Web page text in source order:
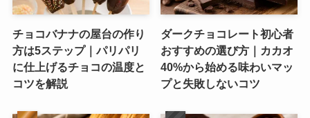
チョコバナナの屋台の作り
方は5ステップ｜パリパリ
に仕上げるチョコの温度と
コツを解説
ダークチョコレート初心者
おすすめの選び方｜カカオ
40%から始める味わいマッ
プと失敗しないコツ